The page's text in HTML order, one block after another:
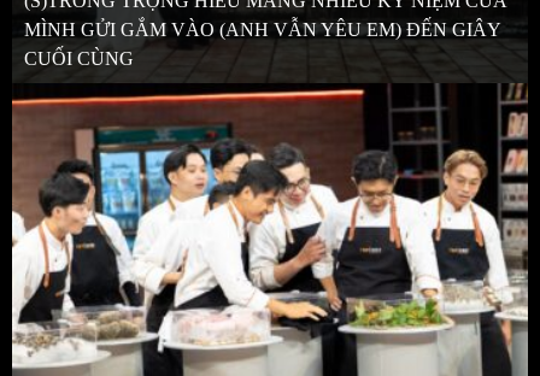
MÌNH GỬI GẮM VÀO (ANH VẪN YÊU EM) ĐẾN GIÂY
CUỐI CÙNG